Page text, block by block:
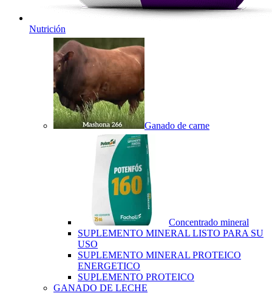
Nutrición
Ganado de carne
Concentrado mineral
SUPLEMENTO MINERAL LISTO PARA SU
USO
SUPLEMENTO MINERAL PROTEICO
ENERGETICO
SUPLEMENTO PROTEICO
GANADO DE LECHE